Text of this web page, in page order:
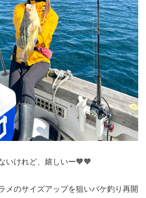
いけれど、嬉しいー🧡🧡
メのサイズアップを狙いバケ釣り再開